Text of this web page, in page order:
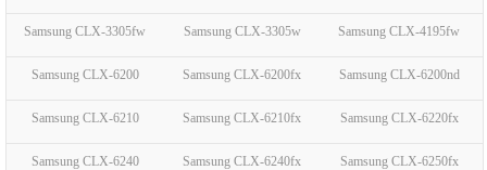
Samsung CLX-3305fw Samsung CLX-3305w Samsung CLX-4195fw
Samsung CLX-6200 Samsung CLX-6200fx Samsung CLX-6200nd
Samsung CLX-6210 Samsung CLX-6210fx Samsung CLX-6220fx
Samsung CLX-6240 Samsung CLX-6240fx Samsung CLX-6250fx